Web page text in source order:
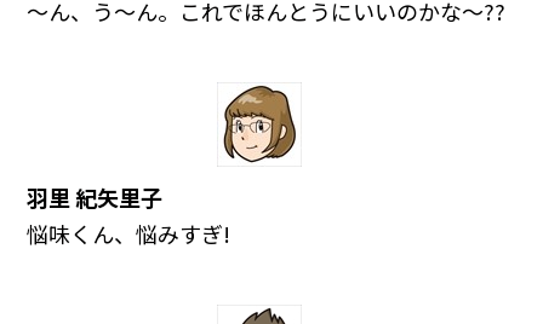
～ん、う～ん。これでほんとうにいいのかな～??
羽里 紀矢里子
悩味くん、悩みすぎ!